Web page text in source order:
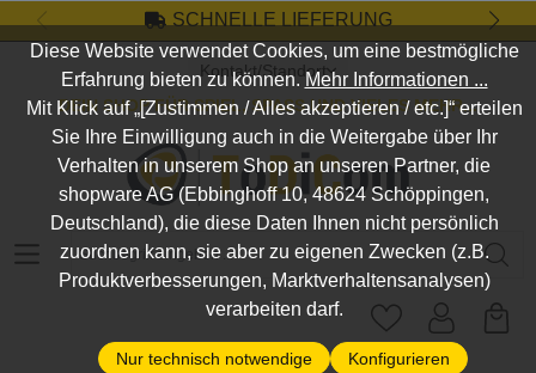
Zum Hauptinhalt springenSCHNELLE LIEFERUNG
Kontakt/Standort
DEIN SHOP FÜR SPIEL, SPASS UND VIELES MEHR...
Suchbegriff eingeben ...
Diese Website verwendet Cookies, um eine bestmögliche
Erfahrung bieten zu können.Mehr Informationen ...
Mit Klick auf „[Zustimmen / Alles akzeptieren / etc.]“ erteilen
Sie Ihre Einwilligung auch in die Weitergabe über Ihr
Verhalten in unserem Shop an unseren Partner, die
shopware AG (Ebbinghoff 10, 48624 Schöppingen,
Deutschland), die diese Daten Ihnen nicht persönlich
zuordnen kann, sie aber zu eigenen Zwecken (z.B.
Produktverbesserungen, Marktverhaltensanalysen)
verarbeiten darf.
Nur technisch notwendige
Konfigurieren